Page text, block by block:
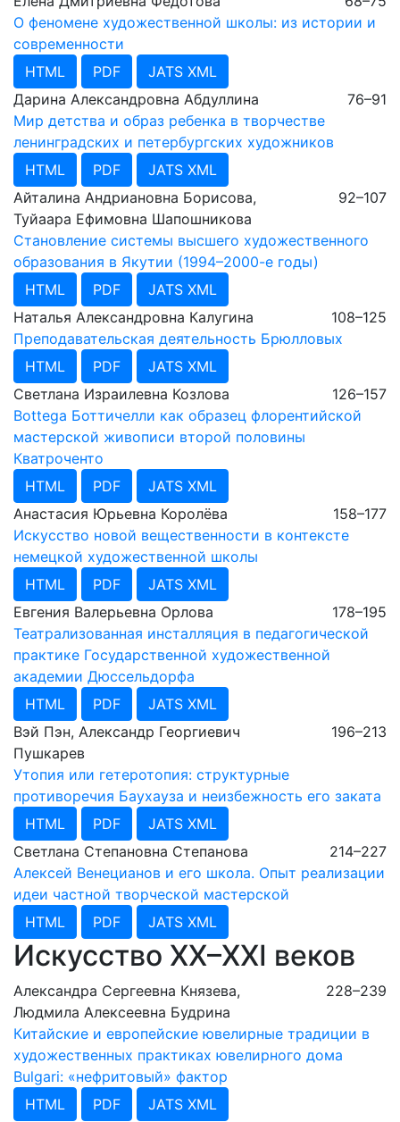
О феномене художественной школы: из истории и
современности
HTML
PDF
JATS XML
Дарина Александровна Абдуллина
76–91
Мир детства и образ ребенка в творчестве
ленинградских и петербургских художников
HTML
PDF
JATS XML
Айталина Андриановна Борисова,
Туйаара Ефимовна Шапошникова
92–107
Становление системы высшего художественного
образования в Якутии (1994–2000-е годы)
HTML
PDF
JATS XML
Наталья Александровна Калугина
108–125
Преподавательская деятельность Брюлловых
HTML
PDF
JATS XML
Светлана Израилевна Козлова
126–157
Bottega Боттичелли как образец флорентийской
мастерской живописи второй половины
Кватроченто
HTML
PDF
JATS XML
Анастасия Юрьевна Королёва
158–177
Искусство новой вещественности в контексте
немецкой художественной школы
HTML
PDF
JATS XML
Евгения Валерьевна Орлова
178–195
Театрализованная инсталляция в педагогической
практике Государственной художественной
академии Дюссельдорфа
HTML
PDF
JATS XML
Вэй Пэн, Александр Георгиевич
Пушкарев
196–213
Утопия или гетеротопия: структурные
противоречия Баухауза и неизбежность его заката
HTML
PDF
JATS XML
Светлана Степановна Степанова
214–227
Алексей Венецианов и его школа. Опыт реализации
идеи частной творческой мастерской
HTML
PDF JATS XML
Искусство XX–XXI веков
Александра Сергеевна Князева,
Людмила Алексеевна Будрина
228–239
Китайские и европейские ювелирные традиции в
художественных практиках ювелирного дома
Bulgari: «нефритовый» фактор
HTML
PDF
JATS XML